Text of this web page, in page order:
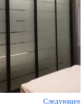
Следующее